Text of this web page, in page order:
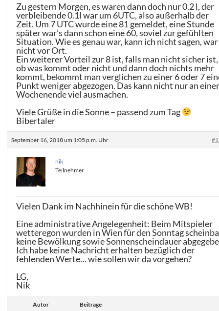
Zu gestern Morgen, es waren dann doch nur 0.2 l, der
verbleibende 0.1l war um 6UTC, also außerhalb der
Zeit. Um 7 UTC wurde eine 81 gemeldet, eine Stunde
später war’s dann schon eine 60, soviel zur gefühlten
Situation. Wie es genau war, kann ich nicht sagen, war
nicht vor Ort.
Ein weiterer Vorteil zur 8 ist, falls man nicht sicher ist,
ob was kommt oder nicht und dann doch nichts mehr
kommt, bekommt man verglichen zu einer 6 oder 7
Punkt weniger abgezogen. Das kann nicht nur an
Wochenende viel ausmachen.
Viele Grüße in die Sonne – passend zum Tag
Bibertaler
September 16, 2018 um 1:05 p.m. Uhr
nik
Teilnehmer
Vielen Dank im Nachhinein für die schöne WB!
Eine administrative Angelegenheit: Beim Mitspieler
wetteregon wurden in Wien für den Sonntag
keine Bewölkung sowie Sonnenscheindauer
Ich habe keine Nachricht erhalten bezüglich der
fehlenden Werte… wie sollen wir da vorgehen?
LG,
Nik
Autor Beiträge